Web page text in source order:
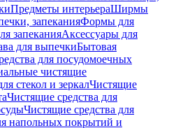
Предметы интерьераШирмы
запеканияФормы для
запеканияАксессуары для
для выпечкиБытовая
для посудомоечных
чистящие
стекол и зеркалЧистящие
Чистящие средства для
Чистящие средства для
напольных покрытий и